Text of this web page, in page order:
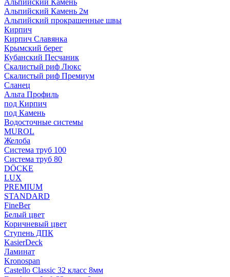
Альпийский Камень
Альпийский Камень 2м
Альпийский прокрашенные швы
Кирпич
Кирпич Славянка
Крымский берег
Кубанский Песчаник
Скалистый риф Люкс
Скалистый риф Премиум
Сланец
Альта Профиль
под Кирпич
под Камень
Водосточные системы
MUROL
Желоба
Система труб 100
Система труб 80
DÖCKE
LUX
PREMIUM
STANDARD
FineBer
Белый цвет
Коричневый цвет
Ступень ДПК
KasierDeck
Ламинат
Kronospan
Castello Classic 32 класс 8мм